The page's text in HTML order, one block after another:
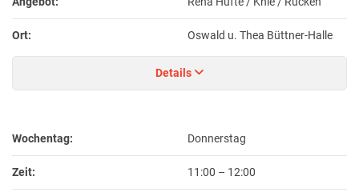
Ort: Oswald u. Thea Büttner-Halle
Details
Wochentag: Donnerstag
Zeit: 11:00 – 12:00